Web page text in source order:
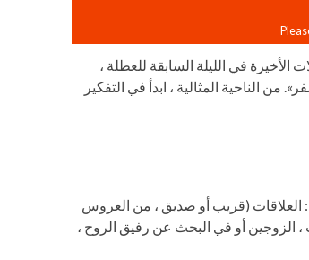
الأخيرة في الليلة السابقة للعطلة ،
الناحية المثالية ، ابدأ في التفكير
العلاقات (قريب أو صديق ، من العروس
، الزوجين أو في البحث عن رفيق الروح ،